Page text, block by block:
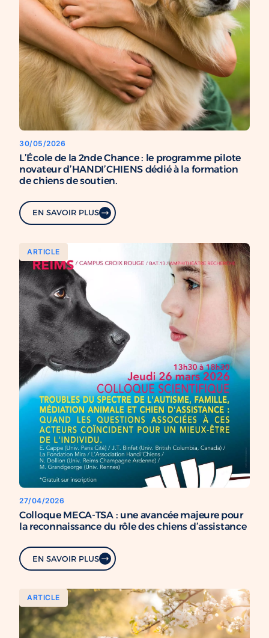
30/05/2026
L’École de la 2nde Chance : le programme pilote
novateur d’HANDI’CHIENS dédié à la formation
de chiens de soutien.
EN SAVOIR PLUS
ARTICLE
27/04/2026
Colloque MECA-TSA : une avancée majeure pour
la reconnaissance du rôle des chiens d’assistance
EN SAVOIR PLUS
ARTICLE